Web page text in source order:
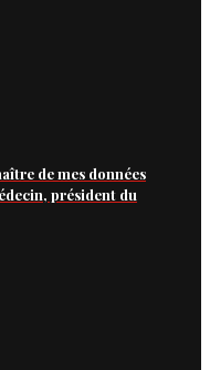
de mes données
président du